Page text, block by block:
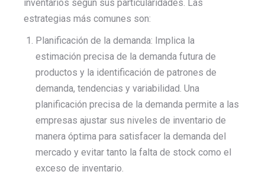
inventarios según sus particularidades. Las
estrategias más comunes son:
Planificación de la demanda: Implica la
estimación precisa de la demanda futura de
productos y la identificación de patrones de
demanda, tendencias y variabilidad. Una
planificación precisa de la demanda permite a las
empresas ajustar sus niveles de inventario de
manera óptima para satisfacer la demanda del
mercado y evitar tanto la falta de stock como el
exceso de inventario.